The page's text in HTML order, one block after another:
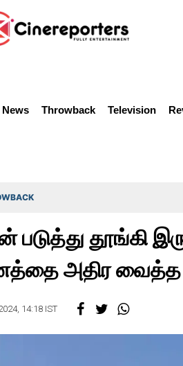
News Throwback Television
படுத்து தூங்கி
அதிர வைத்த
14:18 IST